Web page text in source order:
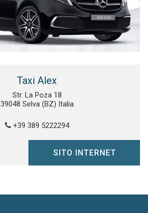
Taxi Alex
Str. La Poza 18
39048 Selva (BZ) Italia
+39 389 5222294
SITO INTERNET